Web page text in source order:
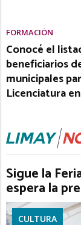
FORMACIÓN
Conocé el
beneficiarios
municipales
Licenciatura
Sigue la
espera la
CULTURA